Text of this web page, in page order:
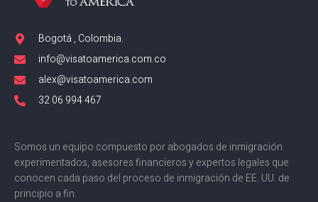
Bogotá , Colombia.
info@visatoamerica.com.co
alex@visatoamerica.com
32 06 994 467
Somos un equipo compuesto por abogados de inmigración
experimentados, asesores financieros y expertos legales que
conocen cada paso del proceso de inmigración de EE. UU. de
principio a fin.